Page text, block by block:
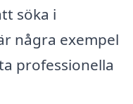
söka i
några exempel
professionella